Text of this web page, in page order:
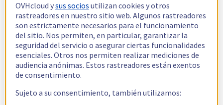
OVHcloud ysus socios utilizan cookies y otros
rastreadores en nuestro sitio web. Algunos rastreadores
son estrictamente necesarios para el funcionamiento
del sitio. Nos permiten, en particular, garantizar la
seguridad del servicio o asegurar ciertas funcionalidades
esenciales. Otros nos permiten realizar mediciones de
audiencia anónimas. Estos rastreadores están exentos
de consentimiento.
Sujeto a su consentimiento, también utilizamos: